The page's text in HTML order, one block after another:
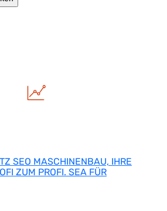
SEO MASCHINENBAU, IHRE
ZUM PROFI. SEA FÜR